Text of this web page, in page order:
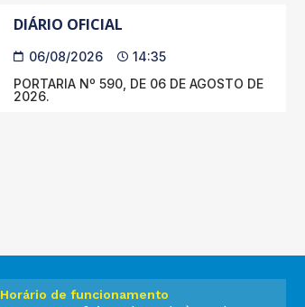
DIÁRIO OFICIAL
06/08/2026
14:35
PORTARIA Nº 590, DE 06 DE AGOSTO DE
2026.
Horário de funcionamento